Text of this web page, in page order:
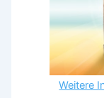
Weitere